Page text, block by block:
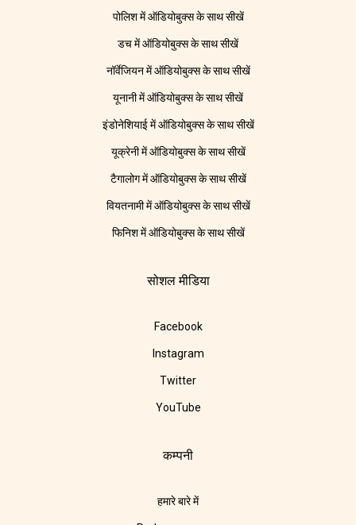
पोलिश में ऑडियोबुक्स के साथ सीखें
डच में ऑडियोबुक्स के साथ सीखें
नॉर्वेजियन में ऑडियोबुक्स के साथ सीखें
यूनानी में ऑडियोबुक्स के साथ सीखें
इंडोनेशियाई में ऑडियोबुक्स के साथ सीखें
यूक्रेनी में ऑडियोबुक्स के साथ सीखें
टैगालोग में ऑडियोबुक्स के साथ सीखें
वियतनामी में ऑडियोबुक्स के साथ सीखें
फिनिश में ऑडियोबुक्स के साथ सीखें
सोशल मीडिया
Facebook
Instagram
Twitter
YouTube
कम्पनी
हमारे बारे में